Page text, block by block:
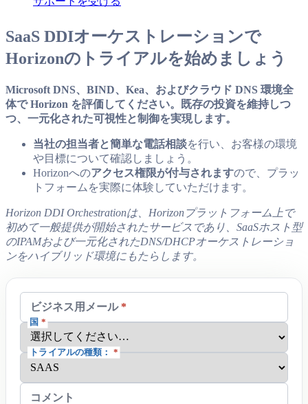
SaaS DDIオーケストレーションで
Horizonのトライアルを始めましょう
Microsoft DNS、BIND、Kea、およびクラウド DNS 環境全
体で Horizon を評価してください。既存の投資を維持しつ
つ、一元化された可視性と制御を実現します。
当社の担当者と簡単な電話相談を行い、お客様の環境
や目標について確認しましょう。
Horizonへのアクセス権限が付与されますので、プラッ
トフォームを実際に体験していただけます。
Horizon DDI Orchestrationは、Horizonプラットフォーム上で
初めて一般提供が開始されたサービスであり、SaaSホスト型
のIPAMおよび一元化されたDNS/DHCPオーケストレーショ
ンをハイブリッド環境にもたらします。
ビジネス用メール *
国 *
トライアルの種類： *
コメント